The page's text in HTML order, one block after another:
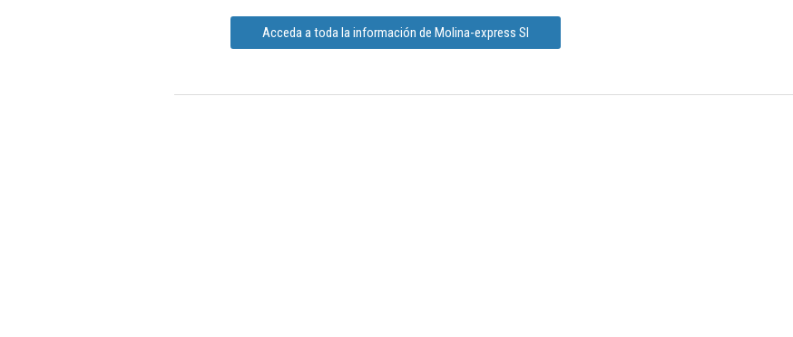
Acceda a toda la información de Molina-express Sl